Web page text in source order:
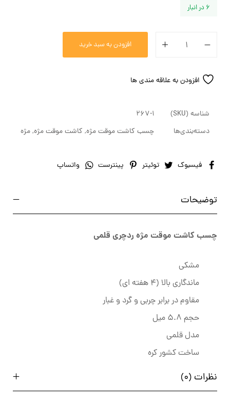
6 در انبار
افزودن به سبد خرید
افزودن به علاقه مندی ها
شناسه (SKU)
267-1
دسته‌بندی‌ها
چسب کاشت موقت مژه, کاشت موقت مژه,مژه
فیسبوک توئیتر پینترست واتساپ
توضیحات
چسب کاشت موقت مژه ردچری قلمی
مشکی
ماندگاری بالا (4 هفته ای)
مقاوم در برابر چربی و گرد و غبار
حجم 5.8 میل
مدل قلمی
ساخت کشور کره
نظرات (0)